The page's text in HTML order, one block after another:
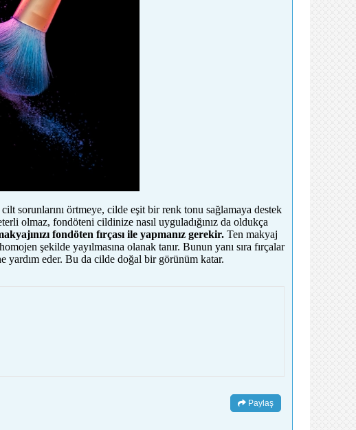
sorunlarını örtmeye, cilde eşit bir renk tonu sağlamaya destek
olmaz, fondöteni cildinize nasıl uyguladığınız da oldukça
fondöten fırçası ile yapmanız gerekir.Ten makyaj
şekilde yayılmasına olanak tanır. Bunun yanı sıra fırçalar
eder. Bu da cilde doğal bir görünüm katar.
Paylaş